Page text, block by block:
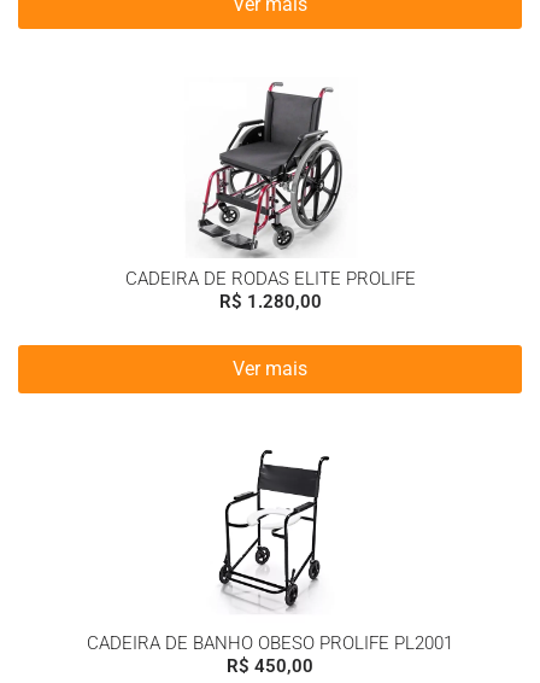
CADEIRA DE RODAS ELITE PROLIFE
R$ 1.280,00
Ver mais
CADEIRA DE BANHO OBESO PROLIFE PL2001
R$ 450,00